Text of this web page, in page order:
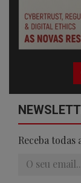
Receba todas